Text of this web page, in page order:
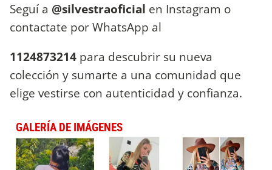
Seguí a @silvestraoficial en Instagram o
contactate por WhatsApp al
1124873214 para descubrir su nueva
colección y sumarte a una comunidad que
elige vestirse con autenticidad y confianza.
GALERÍA DE IMÁGENES